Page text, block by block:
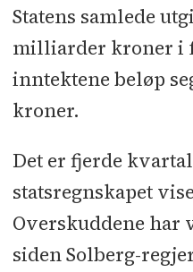
Statens samlede
milliarder kroner i
inntektene beløp
kroner.
Det er fjerde
statsregnskapet
Overskuddene
siden Solberg-